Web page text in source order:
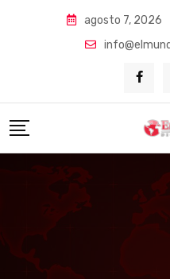
agosto 7, 2026